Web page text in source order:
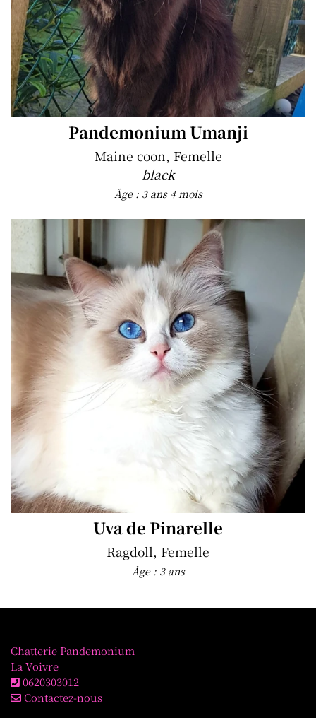
Pandemonium Umanji
Maine coon, Femelle
black
Âge : 3 ans 4 mois
Uva de Pinarelle
Ragdoll, Femelle
Âge : 3 ans
Chatterie Pandemonium
La Voivre
0620303012
Contactez-nous